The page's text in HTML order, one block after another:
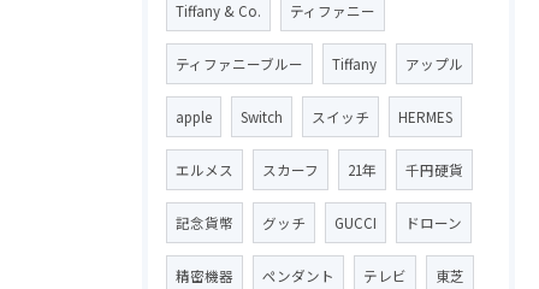
Tiffany & Co. ティファニー
ティファニーブルー Tiffany アップル
apple Switch スイッチ HERMES
エルメス スカーフ 21年 千円硬貨
記念貨幣 グッチ GUCCI ドローン
精密機器 ペンダント テレビ 東芝